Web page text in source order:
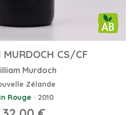
MURDOCH CS/CF
Murdoch
Zélande
Rouge - 2010